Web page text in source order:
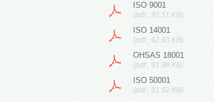
ISO 9001
(pdf , 92.51 KB)
ISO 14001
(pdf , 92.93 KB)
OHSAS 18001
(pdf , 91.98 KB)
ISO 50001
(pdf , 91.52 KB)